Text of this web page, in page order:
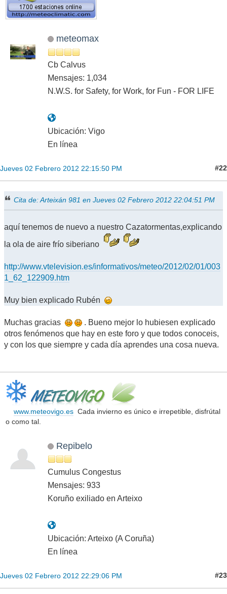
meteomax
Cb Calvus
Mensajes: 1,034
N.W.S. for Safety, for Work, for Fun - FOR LIFE
Ubicación: Vigo
En línea
Jueves 02 Febrero 2012 22:15:50 PM #22
Cita de: Arteixán 981 en Jueves 02 Febrero 2012 22:04:51 PM
aquí tenemos de nuevo a nuestro Cazatormentas,explicando
la ola de aire frío siberiano
http://www.vtelevision.es/informativos/meteo/2012/02/01/003
1_62_122909.htm
Muy bien explicado Rubén
Muchas gracias
. Bueno mejor lo hubiesen explicado
otros fenómenos que hay en este foro y que todos conoceis,
y con los que siempre y cada día aprendes una cosa nueva.
www.meteovigo.esCada invierno es único e irrepetible, disfrútal
o como tal.
Repibelo
Cumulus Congestus
Mensajes: 933
Koruño exiliado en Arteixo
Ubicación: Arteixo (A Coruña)
En línea
Jueves 02 Febrero 2012 22:29:06 PM #23